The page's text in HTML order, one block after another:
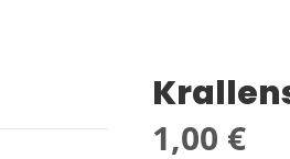
Regulärer Preis:
1,00 €